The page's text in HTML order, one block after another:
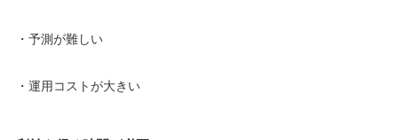
・予測が難しい
・運用コストが大きい